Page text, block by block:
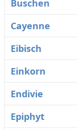
Buschen
Cayenne
Eibisch
Einkorn
Endivie
Epiphyt